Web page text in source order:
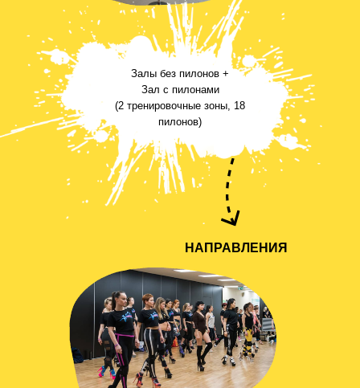
НАПРАВЛЕНИЯ
Залы без пилонов +
Зал с пилонами
(2 тренировочные зоны, 18
пилонов)